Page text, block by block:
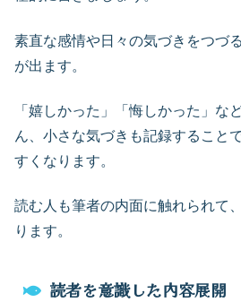
素直な感情や日々の気づきをつづ
が出ます。
「嬉しかった」「悔しかった」な
ん、小さな気づきも記録すること
すくなります。
読む人も筆者の内面に触れられて
ります。
読者を意識した内容展開